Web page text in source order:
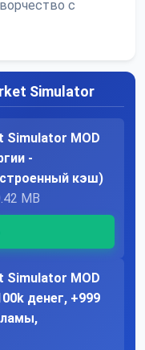
с
Simulator
Simulator MOD
-
кэш)
MB
Simulator MOD
денег, +999